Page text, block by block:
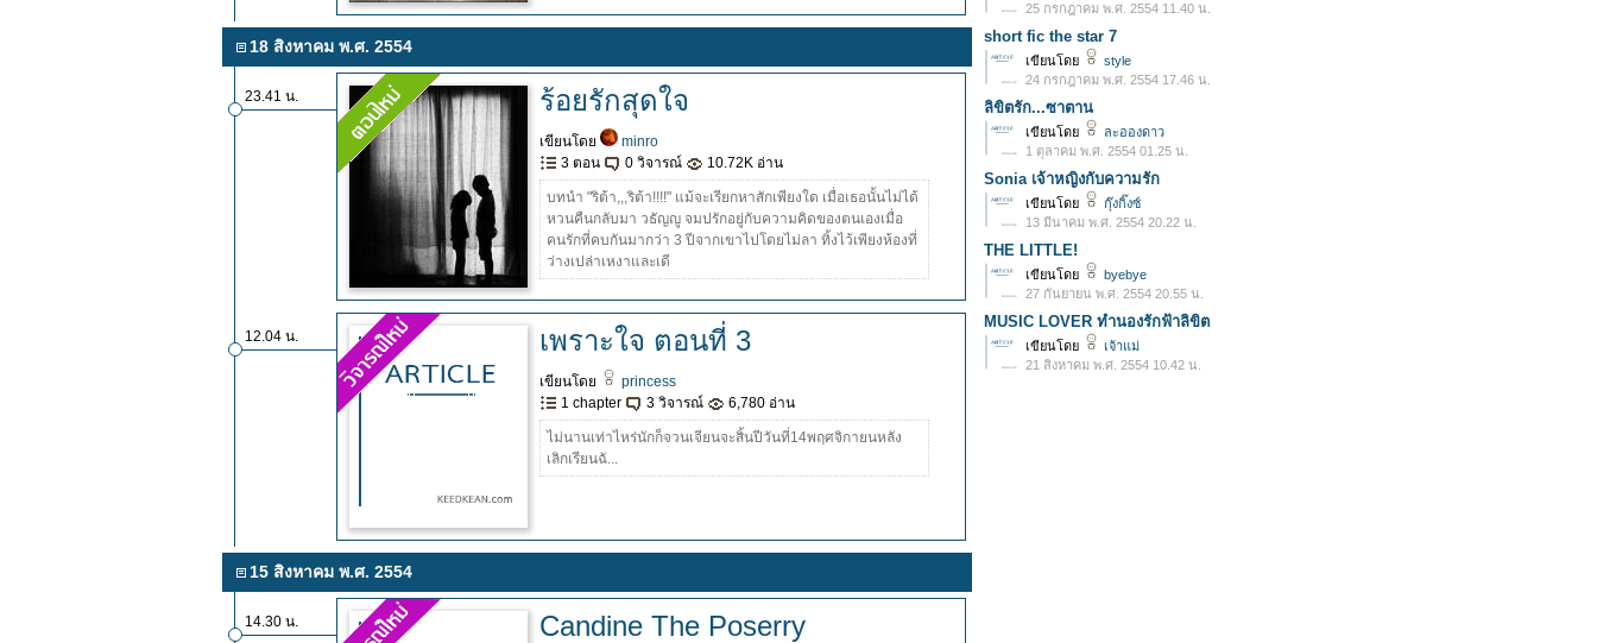
18 สิงหาคม พ.ศ. 2554
23.41 น. ร้อยรักสุดใจ
เขียนโดย
minro
3 ตอน
0 วิจารณ์ 10.72K อ่าน
บทนำ "ริต้า,,,ริต้า!!!!" แม้จะเรียกหาสักเพียงใด เมื่อเธอนั้นไม่ได้
หวนคืนกลับมา วธัญญู จมปรักอยู่กับความคิดของตนเองเมื่อ
คนรักที่คบกันมากว่า 3 ปีจากเขาไปโดยไม่ลา ทิ้งไว้เพียงห้องที่
ว่างเปล่าเหงาและเดี
12.04 น. เพราะใจ ตอนที่ 3
เขียนโดย
princess
1 chapter
3 วิจารณ์ 6,780 อ่าน
ไม่นานเท่าไหร่นักก็จวนเจียนจะสิ้นปีวันที่14พฤศจิกายนหลัง
เลิกเรียนฉั...
15 สิงหาคม พ.ศ. 2554
14.30 น. Candine The Poserry
25 กรกฎาคม พ.ศ. 2554 11.40 น.
short fic the star 7
เขียนโดย
style
24 กรกฎาคม พ.ศ. 2554 17.46 น.
ลิขิตรัก...ซาตาน
เขียนโดย
ละอองดาว
1 ตุลาคม พ.ศ. 2554 01.25 น.
Sonia เจ้าหญิงกับความรัก
เขียนโดย
กุ๊งกิ๊งซ์
13 มีนาคม พ.ศ. 2554 20.22 น.
THE LITTLE!
เขียนโดย
byebye
27 กันยายน พ.ศ. 2554 20.55 น.
MUSIC LOVER ทำนองรักฟ้าลิขิต
เขียนโดย
เจ้าแม่
21 สิงหาคม พ.ศ. 2554 10.42 น.